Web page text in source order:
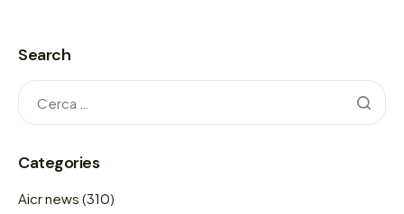
Search
Categories
Aicr news (310)